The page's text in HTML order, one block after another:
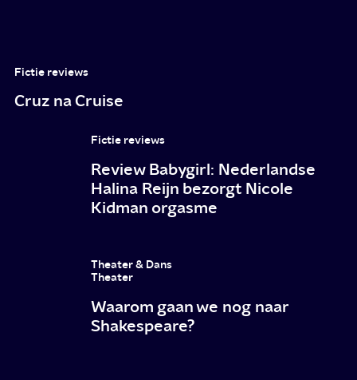
Fictie reviews
Cruz na Cruise
Fictie reviews
Review Babygirl: Nederlandse
Halina Reijn bezorgt Nicole
Kidman orgasme
Theater & Dans
Theater
Waarom gaan we nog naar
Shakespeare?